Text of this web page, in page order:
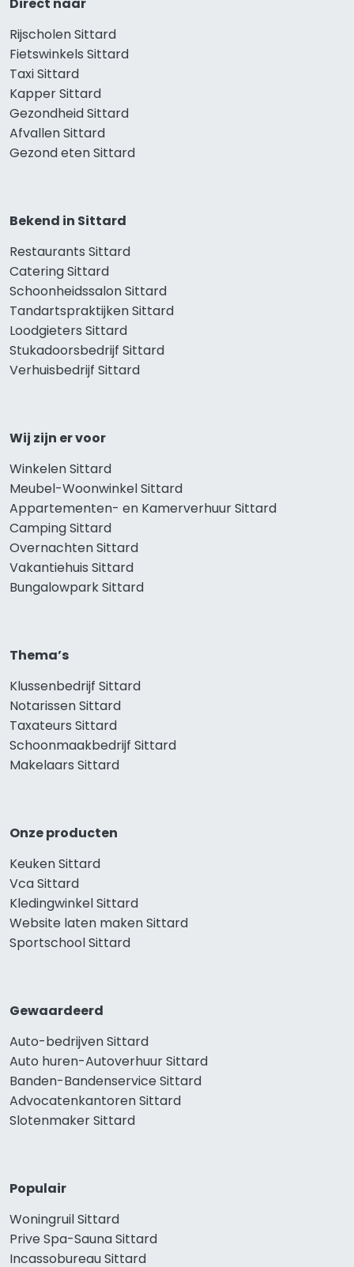
Rijscholen Sittard
Fietswinkels Sittard
Taxi Sittard
Kapper Sittard
Gezondheid Sittard
Afvallen Sittard
Gezond eten Sittard
Bekend in Sittard
Restaurants Sittard
Catering Sittard
Schoonheidssalon Sittard
Tandartspraktijken Sittard
Loodgieters Sittard
Stukadoorsbedrijf Sittard
Verhuisbedrijf Sittard
Wij zijn er voor
Winkelen Sittard
Meubel-Woonwinkel Sittard
Appartementen- en Kamerverhuur Sittard
Camping Sittard
Overnachten Sittard
Vakantiehuis Sittard
Bungalowpark Sittard
Thema’s
Klussenbedrijf Sittard
Notarissen Sittard
Taxateurs Sittard
Schoonmaakbedrijf Sittard
Makelaars Sittard
Onze producten
Keuken Sittard
Vca Sittard
Kledingwinkel Sittard
Website laten maken Sittard
Sportschool Sittard
Gewaardeerd
Auto-bedrijven Sittard
Auto huren-Autoverhuur Sittard
Banden-Bandenservice Sittard
Advocatenkantoren Sittard
Slotenmaker Sittard
Populair
Woningruil Sittard
Prive Spa-Sauna Sittard
Incassobureau Sittard